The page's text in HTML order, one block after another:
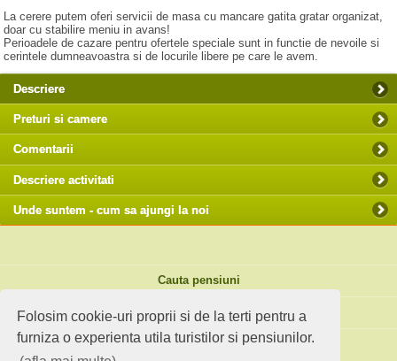
Folosim cookie-uri proprii si de la terti pentru a
furniza o experienta utila turistilor si pensiunilor.
La cerere putem oferi servicii de masa cu mancare gatita gratar organizat,
doar cu stabilire meniu in avans!
Perioadele de cazare pentru ofertele speciale sunt in functie de nevoile si
cerintele dumneavoastra si de locurile libere pe care le avem.
Descriere
Preturi si camere
Comentarii
Descriere activitati
Unde suntem - cum sa ajungi la noi
Cauta pensiuni
Idei de calatorie
Site standard